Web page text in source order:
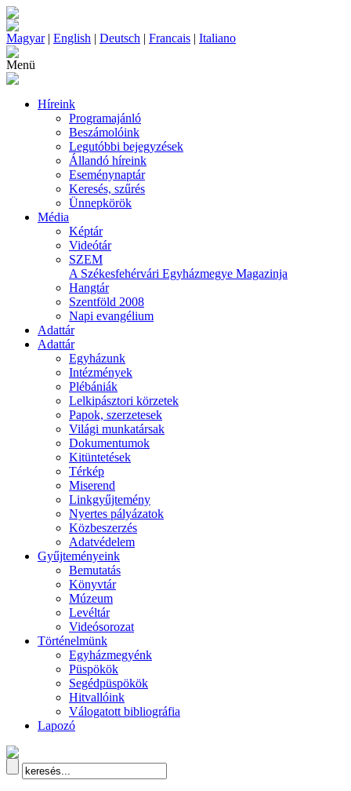
Magyar| English | Deutsch | Francais | Italiano
Menü
Híreink
Programajánló
Beszámolóink
Legutóbbi bejegyzések
Állandó híreink
Eseménynaptár
Keresés, szűrés
Ünnepkörök
Média
Képtár
Videótár
SZEM
A Székesfehérvári Egyházmegye Magazinja
Hangtár
Szentföld 2008
Napi evangélium
Adattár
Adattár
Egyházunk
Intézmények
Plébániák
Lelkipásztori körzetek
Papok, szerzetesek
Világi munkatársak
Dokumentumok
Kitüntetések
Térkép
Miserend
Linkgyűjtemény
Nyertes pályázatok
Közbeszerzés
Adatvédelem
Gyűjteményeink
Bemutatás
Könyvtár
Múzeum
Levéltár
Videósorozat
Történelmünk
Egyházmegyénk
Püspökök
Segédpüspökök
Hitvallóink
Válogatott bibliográfia
Lapozó